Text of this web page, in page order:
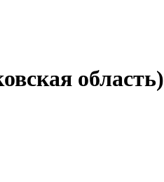
область)